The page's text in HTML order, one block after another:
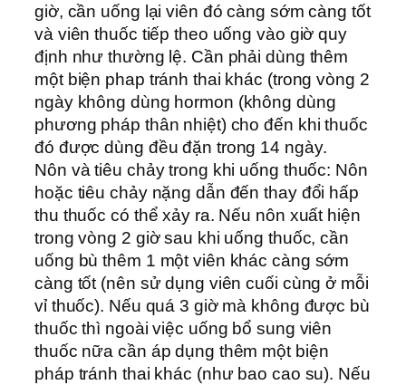
giờ, cần uống lại viên đó càng sớm càng tốt
và viên thuốc tiếp theo uống vào giờ quy
định như thường lệ. Cần phải dùng thêm
một biện phap tránh thai khác (trong vòng 2
ngày không dùng hormon (không dùng
phương pháp thân nhiệt) cho đến khi thuốc
đó được dùng đều đặn trong 14 ngày.
Nôn và tiêu chảy trong khi uống thuốc: Nôn
hoặc tiêu chảy nặng dẫn đến thay đổi hấp
thu thuốc có thể xảy ra. Nếu nôn xuất hiện
trong vòng 2 giờ sau khi uống thuốc, cần
uống bù thêm 1 một viên khác càng sớm
càng tốt (nên sử dụng viên cuối cùng ở mỗi
vỉ thuốc). Nếu quá 3 giờ mà không được bù
thuốc thì ngoài việc uống bổ sung viên
thuốc nữa cần áp dụng thêm một biện
pháp tránh thai khác (như bao cao su). Nếu